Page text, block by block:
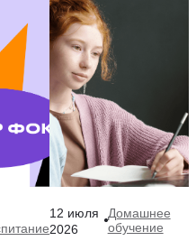
12 июля
2026
Домашнее
обучение